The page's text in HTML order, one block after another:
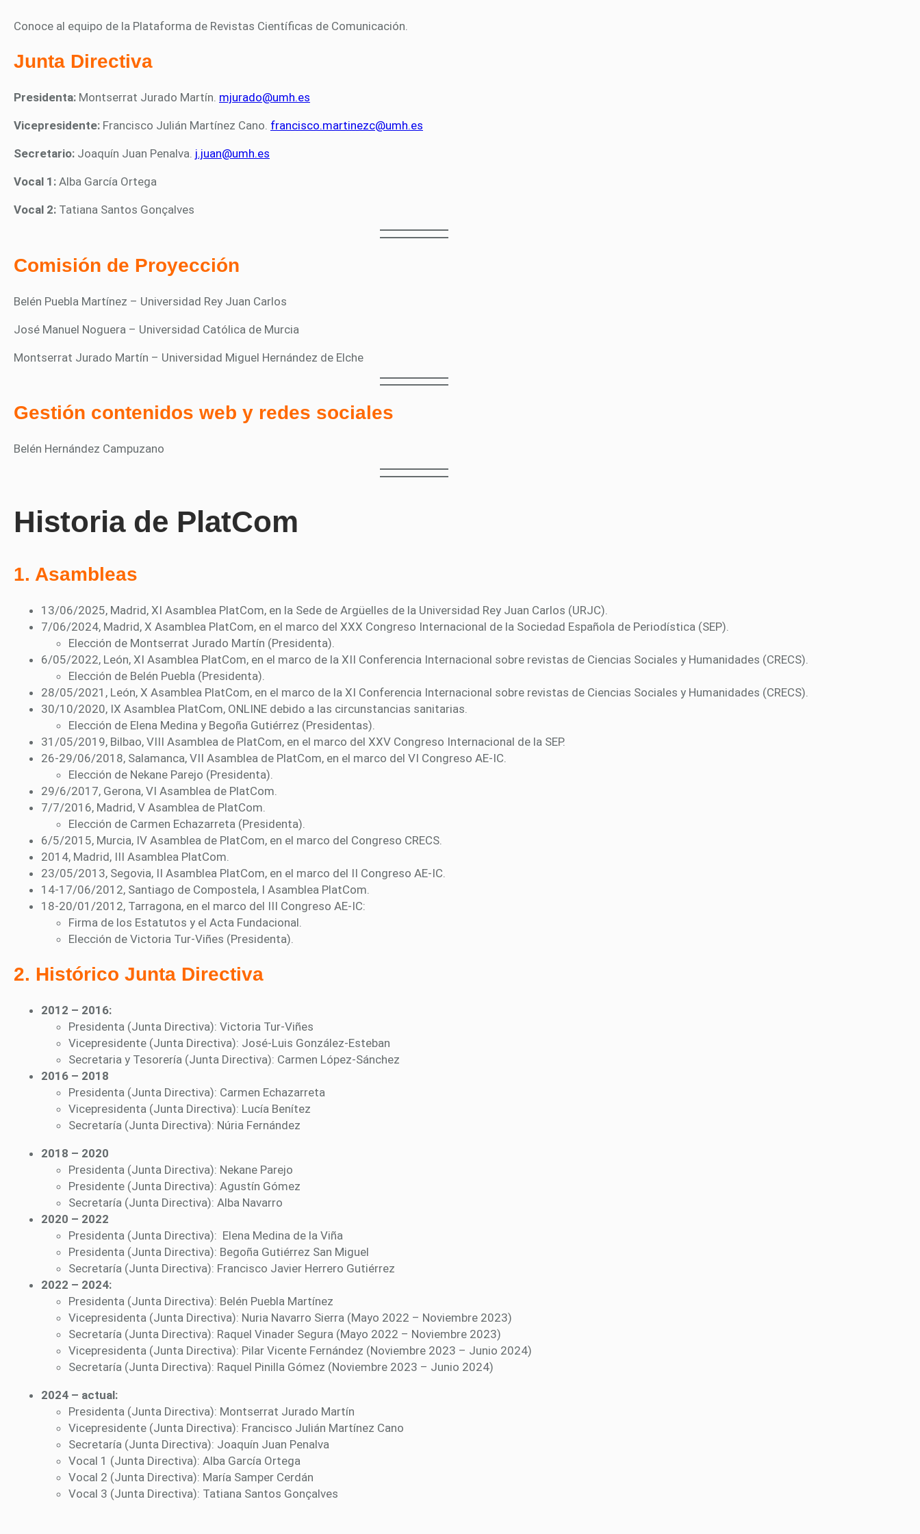
Conoce al equipo de la Plataforma de Revistas Científicas de Comunicación.
Junta Directiva
Presidenta: Montserrat Jurado Martín. mjurado@umh.es
Vicepresidente: Francisco Julián Martínez Cano. francisco.martinezc@umh.es
Secretario: Joaquín Juan Penalva. j.juan@umh.es
Vocal 1: Alba García Ortega
Vocal 2: Tatiana Santos Gonçalves
Comisión de Proyección
Belén Puebla Martínez – Universidad Rey Juan Carlos
José Manuel Noguera – Universidad Católica de Murcia
Montserrat Jurado Martín – Universidad Miguel Hernández de Elche
Gestión contenidos web y redes sociales
Belén Hernández Campuzano
Historia de PlatCom
1. Asambleas
13/06/2025, Madrid, XI Asamblea PlatCom, en la Sede de Argüelles de la Universidad Rey Juan Carlos (URJC).
7/06/2024, Madrid, X Asamblea PlatCom, en el marco del XXX Congreso Internacional de la Sociedad Española de Periodística (SEP).
Elección de Montserrat Jurado Martín (Presidenta).
6/05/2022, León, XI Asamblea PlatCom, en el marco de la XII Conferencia Internacional sobre revistas de Ciencias Sociales y Humanidades (CRECS).
Elección de Belén Puebla (Presidenta).
28/05/2021, León, X Asamblea PlatCom, en el marco de la XI Conferencia Internacional sobre revistas de Ciencias Sociales y Humanidades (CRECS).
30/10/2020, IX Asamblea PlatCom, ONLINE debido a las circunstancias sanitarias.
Elección de Elena Medina y Begoña Gutiérrez (Presidentas).
31/05/2019, Bilbao, VIII Asamblea de PlatCom, en el marco del XXV Congreso Internacional de la SEP.
26-29/06/2018, Salamanca, VII Asamblea de PlatCom, en el marco del VI Congreso AE-IC.
Elección de Nekane Parejo (Presidenta).
29/6/2017, Gerona, VI Asamblea de PlatCom.
7/7/2016, Madrid, V Asamblea de PlatCom.
Elección de Carmen Echazarreta (Presidenta).
6/5/2015, Murcia, IV Asamblea de PlatCom, en el marco del Congreso CRECS.
2014, Madrid, III Asamblea PlatCom.
23/05/2013, Segovia, II Asamblea PlatCom, en el marco del II Congreso AE-IC.
14-17/06/2012, Santiago de Compostela, I Asamblea PlatCom.
18-20/01/2012, Tarragona, en el marco del III Congreso AE-IC:
Firma de los Estatutos y el Acta Fundacional.
Elección de Victoria Tur-Viñes (Presidenta).
2. Histórico Junta Directiva
2012 – 2016:
Presidenta (Junta Directiva): Victoria Tur-Viñes
Vicepresidente (Junta Directiva): José-Luis González-Esteban
Secretaria y Tesorería (Junta Directiva): Carmen López-Sánchez
2016 – 2018
Presidenta (Junta Directiva): Carmen Echazarreta
Vicepresidenta (Junta Directiva): Lucía Benítez
Secretaría (Junta Directiva): Núria Fernández
2018 – 2020
Presidenta (Junta Directiva): Nekane Parejo
Presidente (Junta Directiva): Agustín Gómez
Secretaría (Junta Directiva): Alba Navarro
2020 – 2022
Presidenta (Junta Directiva): Elena Medina de la Viña
Presidenta (Junta Directiva): Begoña Gutiérrez San Miguel
Secretaría (Junta Directiva): Francisco Javier Herrero Gutiérrez
2022 – 2024:
Presidenta (Junta Directiva): Belén Puebla Martínez
Vicepresidenta (Junta Directiva): Nuria Navarro Sierra (Mayo 2022 – Noviembre 2023)
Secretaría (Junta Directiva): Raquel Vinader Segura (Mayo 2022 – Noviembre 2023)
Vicepresidenta (Junta Directiva): Pilar Vicente Fernández (Noviembre 2023 – Junio 2024)
Secretaría (Junta Directiva): Raquel Pinilla Gómez (Noviembre 2023 – Junio 2024)
2024 – actual:
Presidenta (Junta Directiva): Montserrat Jurado Martín
Vicepresidente (Junta Directiva): Francisco Julián Martínez Cano
Secretaría (Junta Directiva): Joaquín Juan Penalva
Vocal 1 (Junta Directiva): Alba García Ortega
Vocal 2 (Junta Directiva): María Samper Cerdán
Vocal 3 (Junta Directiva): Tatiana Santos Gonçalves